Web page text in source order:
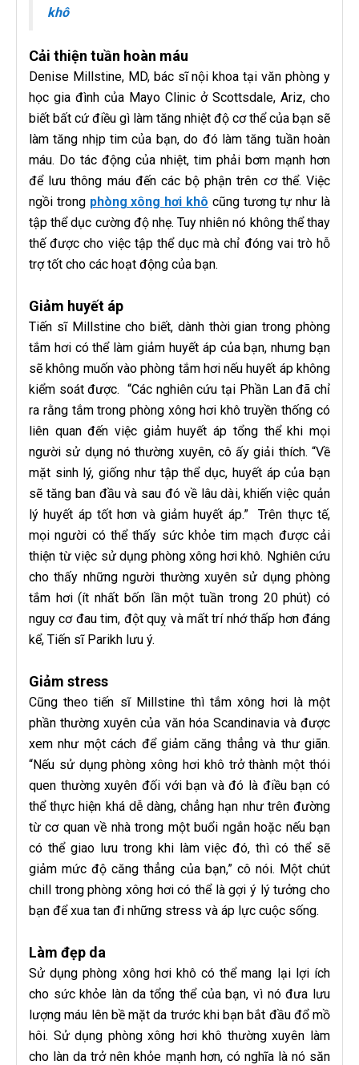
khô
Cải thiện tuần hoàn máu
Denise Millstine, MD, bác sĩ nội khoa tại văn phòng y
học gia đình của Mayo Clinic ở Scottsdale, Ariz, cho
biết bất cứ điều gì làm tăng nhiệt độ cơ thể của bạn sẽ
làm tăng nhịp tim của bạn, do đó làm tăng tuần hoàn
máu. Do tác động của nhiệt, tim phải bơm mạnh hơn
để lưu thông máu đến các bộ phận trên cơ thể. Việc
ngồi trong phòng xông hơi khô cũng tương tự như là
tập thể dục cường độ nhẹ. Tuy nhiên nó không thể thay
thế được cho việc tập thể dục mà chỉ đóng vai trò hỗ
trợ tốt cho các hoạt động của bạn.
Giảm huyết áp
Tiến sĩ Millstine cho biết, dành thời gian trong phòng
tắm hơi có thể làm giảm huyết áp của bạn, nhưng bạn
sẽ không muốn vào phòng tắm hơi nếu huyết áp không
kiểm soát được. “Các nghiên cứu tại Phần Lan đã chỉ
ra rằng tắm trong phòng xông hơi khô truyền thống có
liên quan đến việc giảm huyết áp tổng thể khi mọi
người sử dụng nó thường xuyên, cô ấy giải thích. “Về
mặt sinh lý, giống như tập thể dục, huyết áp của bạn
sẽ tăng ban đầu và sau đó về lâu dài, khiến việc quản
lý huyết áp tốt hơn và giảm huyết áp.” Trên thực tế,
mọi người có thể thấy sức khỏe tim mạch được cải
thiện từ việc sử dụng phòng xông hơi khô. Nghiên cứu
cho thấy những người thường xuyên sử dụng phòng
tắm hơi (ít nhất bốn lần một tuần trong 20 phút) có
nguy cơ đau tim, đột quỵ và mất trí nhớ thấp hơn đáng
kể, Tiến sĩ Parikh lưu ý.
Giảm stress
Cũng theo tiến sĩ Millstine thì tắm xông hơi là một
phần thường xuyên của văn hóa Scandinavia và được
xem như một cách để giảm căng thẳng và thư giãn.
“Nếu sử dụng phòng xông hơi khô trở thành một thói
quen thường xuyên đối với bạn và đó là điều bạn có
thể thực hiện khá dễ dàng, chẳng hạn như trên đường
từ cơ quan về nhà trong một buổi ngắn hoặc nếu bạn
có thể giao lưu trong khi làm việc đó, thì có thể sẽ
giảm mức độ căng thẳng của bạn,” cô nói. Một chút
chill trong phòng xông hơi có thể là gợi ý lý tưởng cho
bạn để xua tan đi những stress và áp lực cuộc sống.
Làm đẹp da
Sử dụng phòng xông hơi khô có thể mang lại lợi ích
cho sức khỏe làn da tổng thể của bạn, vì nó đưa lưu
lượng máu lên bề mặt da trước khi bạn bắt đầu đổ mồ
hôi. Sử dụng phòng xông hơi khô thường xuyên làm
cho làn da trở nên khỏe mạnh hơn, có nghĩa là nó săn